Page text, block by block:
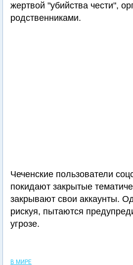
жертвой "убийства чести",
родственниками.
Чеченские пользователи
покидают закрытые
закрывают свои аккаунты.
рискуя, пытаются
угрозе.
В МИРЕ